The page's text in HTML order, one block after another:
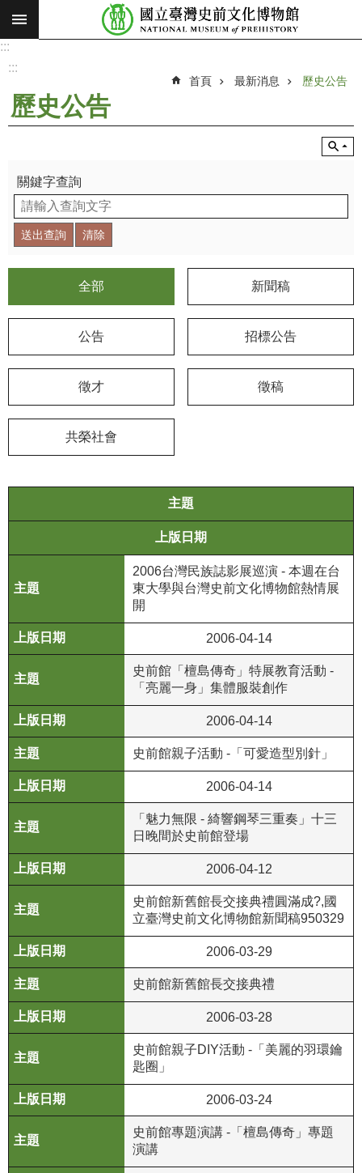
跳到主要內容區塊
搜
願
命
最
新
消
息
觀
覽
認
我
民
務
性
平
專
區
友
善
施
務
服
務
信
箱
網
導
覽
R
S
:::
:::
首頁 最新消息 歷史公告
歷史公告
關鍵字查詢
全部 新聞稿
公告 招標公告
徵才 徵稿
共榮社會
主題
上版日期
2006台灣民族誌影展巡演 - 本週在台
東大學與台灣史前文化博物館熱情展
開
2006-04-14
史前館「檀島傳奇」特展教育活動 -
「亮麗一身」集體服裝創作
2006-04-14
史前館親子活動 -「可愛造型別針」
2006-04-14
「魅力無限 - 綺響鋼琴三重奏」十三
日晚間於史前館登場
2006-04-12
史前館新舊館長交接典禮圓滿成?,國
立臺灣史前文化博物館新聞稿950329
2006-03-29
史前館新舊館長交接典禮
2006-03-28
史前館親子DIY活動 -「美麗的羽環鑰
匙圈」
2006-03-24
史前館專題演講 -「檀島傳奇」專題
演講